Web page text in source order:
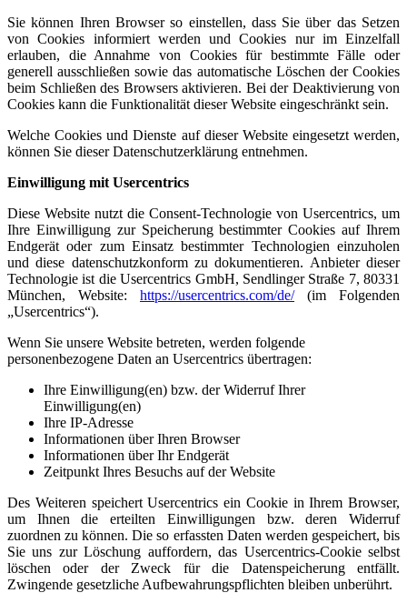
Sie können Ihren Browser so einstellen, dass Sie über das Setzen
von Cookies informiert werden und Cookies nur im Einzelfall
erlauben, die Annahme von Cookies für bestimmte Fälle oder
generell ausschließen sowie das automatische Löschen der Cookies
beim Schließen des Browsers aktivieren. Bei der Deaktivierung von
Cookies kann die Funktionalität dieser Website eingeschränkt sein.
Welche Cookies und Dienste auf dieser Website eingesetzt werden,
können Sie dieser Datenschutzerklärung entnehmen.
Einwilligung mit Usercentrics
Diese Website nutzt die Consent-Technologie von Usercentrics, um
Ihre Einwilligung zur Speicherung bestimmter Cookies auf Ihrem
Endgerät oder zum Einsatz bestimmter Technologien einzuholen
und diese datenschutzkonform zu dokumentieren. Anbieter dieser
Technologie ist die Usercentrics GmbH, Sendlinger Straße 7, 80331
München, Website: https://usercentrics.com/de/(im Folgenden
„Usercentrics“).
Wenn Sie unsere Website betreten, werden folgende
personenbezogene Daten an Usercentrics übertragen:
Ihre Einwilligung(en) bzw. der Widerruf Ihrer
Einwilligung(en)
Ihre IP-Adresse
Informationen über Ihren Browser
Informationen über Ihr Endgerät
Zeitpunkt Ihres Besuchs auf der Website
Des Weiteren speichert Usercentrics ein Cookie in Ihrem Browser,
um Ihnen die erteilten Einwilligungen bzw. deren Widerruf
zuordnen zu können. Die so erfassten Daten werden gespeichert, bis
Sie uns zur Löschung auffordern, das Usercentrics-Cookie selbst
löschen oder der Zweck für die Datenspeicherung entfällt.
Zwingende gesetzliche Aufbewahrungspflichten bleiben unberührt.